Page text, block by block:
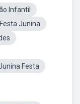
Infantil
Junina
Festa